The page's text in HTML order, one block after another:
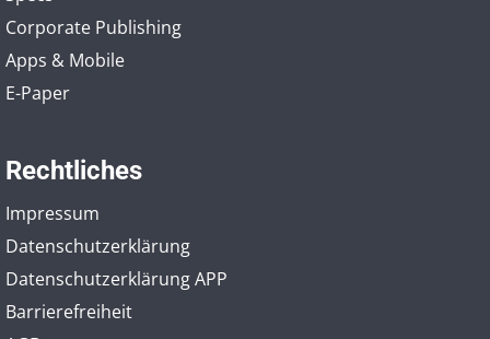
Corporate Publishing
Apps & Mobile
E-Paper
Rechtliches
Impressum
Datenschutzerklärung
Datenschutzerklärung APP
Barrierefreiheit